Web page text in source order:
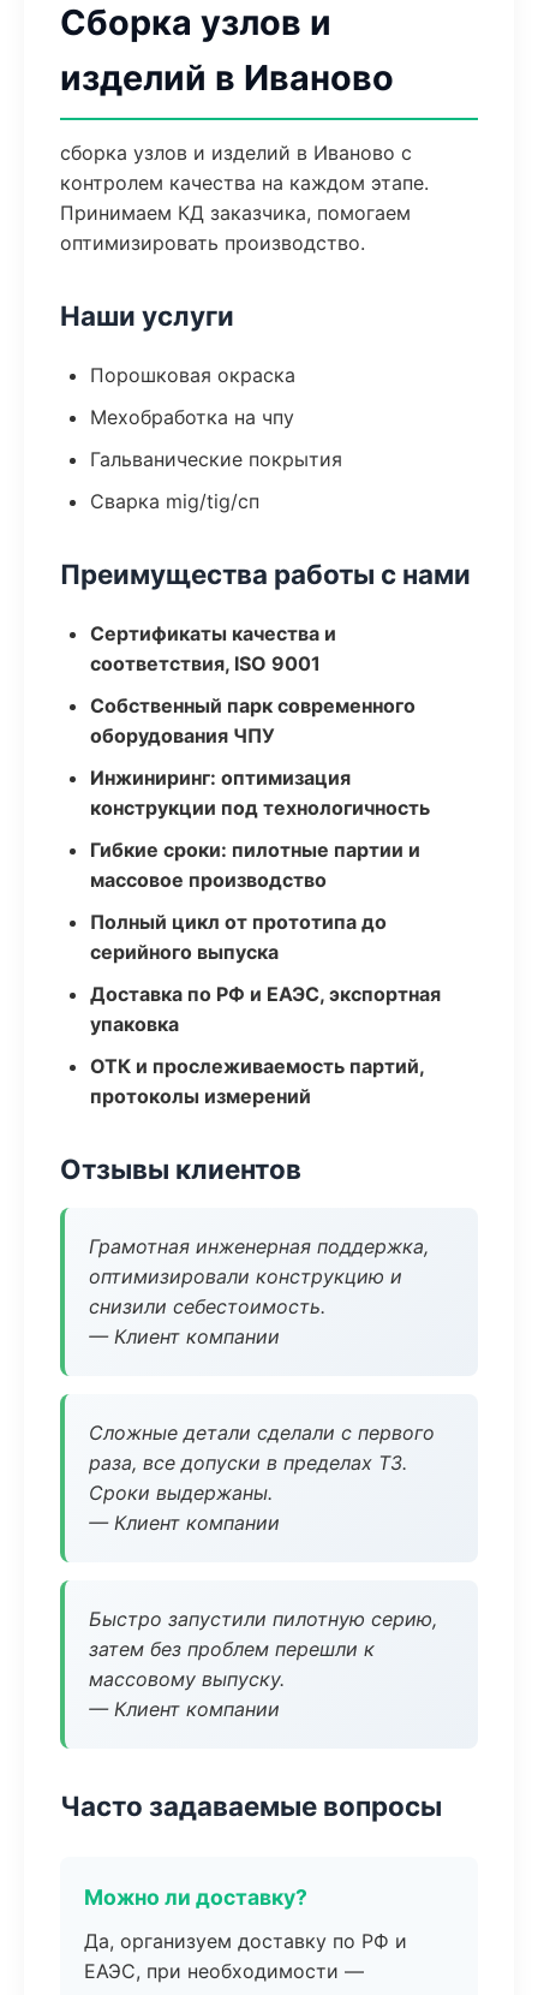
Сборка узлов и
изделий в Иваново
сборка узлов и изделий в Иваново с
контролем качества на каждом этапе.
Принимаем КД заказчика, помогаем
оптимизировать производство.
Наши услуги
Порошковая окраска
Мехобработка на чпу
Гальванические покрытия
Сварка mig/tig/сп
Преимущества работы с нами
Сертификаты качества и
соответствия, ISO 9001
Собственный парк современного
оборудования ЧПУ
Инжиниринг: оптимизация
конструкции под технологичность
Гибкие сроки: пилотные партии и
массовое производство
Полный цикл от прототипа до
серийного выпуска
Доставка по РФ и ЕАЭС, экспортная
упаковка
ОТК и прослеживаемость партий,
протоколы измерений
Отзывы клиентов
Грамотная инженерная поддержка,
оптимизировали конструкцию и
снизили себестоимость.
— Клиент компании
Сложные детали сделали с первого
раза, все допуски в пределах ТЗ.
Сроки выдержаны.
— Клиент компании
Быстро запустили пилотную серию,
затем без проблем перешли к
массовому выпуску.
— Клиент компании
Часто задаваемые вопросы
Можно ли доставку?
Да, организуем доставку по РФ и
ЕАЭС, при необходимости —